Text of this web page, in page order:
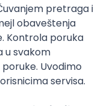
Honorarni poslovi
sa